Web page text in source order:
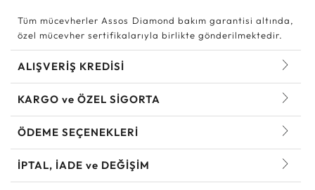
Tüm mücevherler Assos Diamond bakım garantisi altında,
özel mücevher sertifikalarıyla birlikte gönderilmektedir.
ALIŞVERİŞ KREDİSİ
KARGO ve ÖZEL SİGORTA
ÖDEME SEÇENEKLERİ
İPTAL, İADE ve DEĞİŞİM